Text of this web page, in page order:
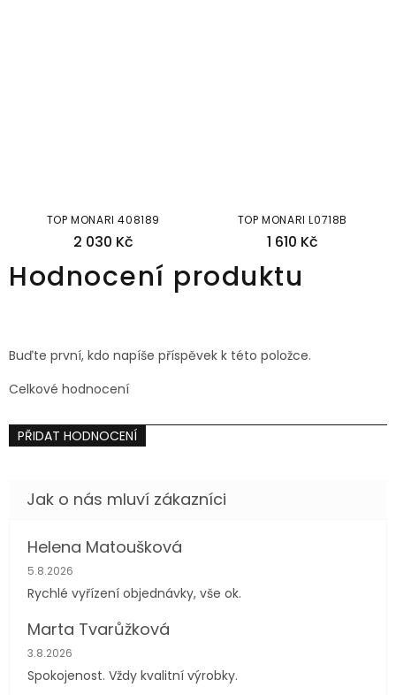
TOP MONARI 408189
2 030 Kč
TOP MONARI L0718B
1 610 Kč
Hodnocení produktu
Buďte první, kdo napíše příspěvek k této položce.
Celkové hodnocení
PŘIDAT HODNOCENÍ
Helena Matoušková
Hodnocení obchodu je 5 z 5 hvězdiček.
5.8.2026
Rychlé vyřízení objednávky, vše ok.
Marta Tvarůžková
Hodnocení obchodu je 5 z 5 hvězdiček.
3.8.2026
Spokojenost. Vždy kvalitní výrobky.